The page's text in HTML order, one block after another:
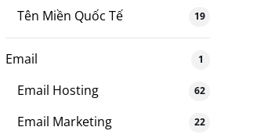
Tên Miền Quốc Tế 19
Email 1
Email Hosting 62
Email Marketing 22